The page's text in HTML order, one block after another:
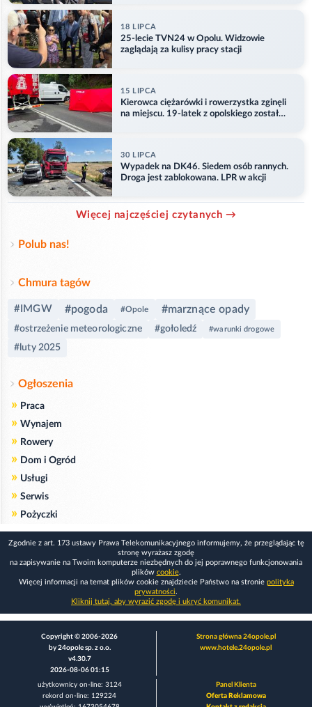
18 LIPCA
25-lecie TVN24 w Opolu. Widzowie
zaglądają za kulisy pracy stacji
15 LIPCA
Kierowca ciężarówki i rowerzystka zginęli
na miejscu. 19-latek z opolskiego został
30 LIPCA
Wypadek na DK46. Siedem osób rannych.
Droga jest zablokowana. LPR w akcji
Więcej najczęściej czytanych →
Polub nas!
Chmura tagów
#IMGW #pogoda #Opole #marznące opady
#ostrzeżenie meteorologiczne #gołoledź #warunki drogowe
#luty 2025
Ogłoszenia
» Praca
» Wynajem
» Rowery
» Dom i Ogród
» Usługi
» Serwis
» Pożyczki
Zgodnie z art. 173 ustawy Prawa Telekomunikacyjnego informujemy, że przeglądając tę
stronę wyrażasz zgodę
na zapisywanie na Twoim komputerze niezbędnych do jej poprawnego funkcjonowania
plików cookie.
Więcej informacji na temat plików cookie znajdziecie Państwo na stronie polityka
prywatności.
Kliknij tutaj, aby wyrazić zgodę i ukryć komunikat.
Copyright © 2006-2026
by 24opole sp. z o.o.
v4.30.7
2026-08-06 01:15
Strona główna 24opole.pl
www.hotele.24opole.pl
użytkownicy on-line: 3124
rekord on-line: 129224
Panel Klienta
Oferta Reklamowa